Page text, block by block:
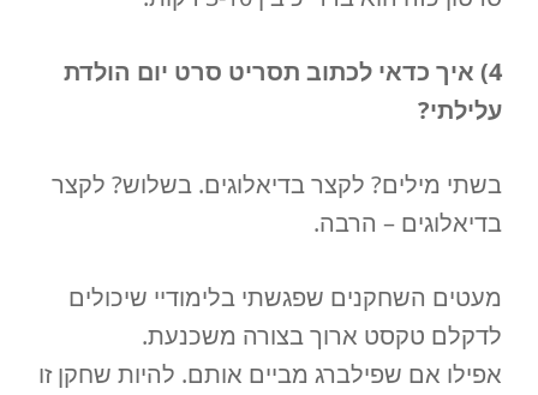
4) איך כדאי לכתוב תסריט סרט יום הולדת
עלילתי?
בשתי מילים? לקצר בדיאלוגים. בשלוש? לקצר
בדיאלוגים – הרבה.
מעטים השחקנים שפגשתי בלימודיי שיכולים
לדקלם טקסט ארוך בצורה משכנעת.
אפילו אם שפילברג מביים אותם. להיות שחקן זו